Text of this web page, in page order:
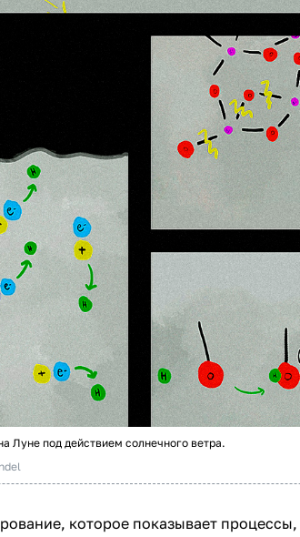
Луне под действием солнечного ветра.
которое показывает